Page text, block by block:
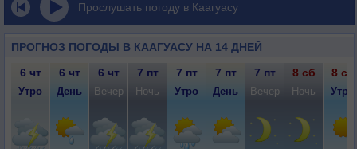
Прослушать погоду в Каагуасу
ПРОГНОЗ ПОГОДЫ В КААГУАСУ НА 14 ДНЕЙ
6 чт 6 чт 6 чт 7 пт 7 пт 7 пт 7 пт 8 сб 8 сб
Утро День Вечер Ночь Утро День Вечер Ночь Утро